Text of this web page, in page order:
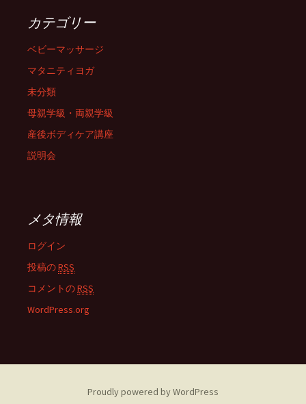
カテゴリー
ベビーマッサージ
マタニティヨガ
未分類
母親学級・両親学級
産後ボディケア講座
説明会
メタ情報
ログイン
投稿のRSS
コメントのRSS
WordPress.org
Proudly powered by WordPress